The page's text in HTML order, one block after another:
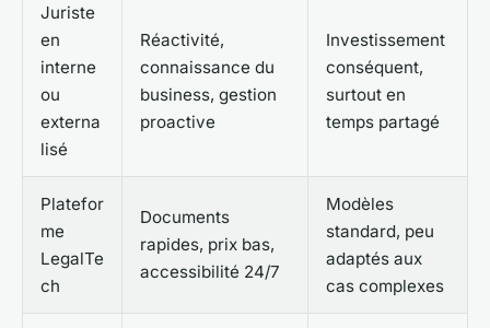
Juriste
en
interne
ou
externa
lisé
Réactivité,
connaissance du
business, gestion
proactive
Investissement
conséquent,
surtout en
temps partagé
Platefor
me
LegalTe
ch
Documents
rapides, prix bas,
accessibilité 24/7
Modèles
standard, peu
adaptés aux
cas complexes